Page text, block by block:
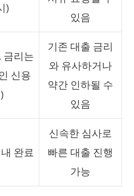
)
있음
금리는
신용
기존 대출 금리
와 유사하거나
약간 인하될 수
있음
완료
신속한 심사로
빠른 대출 진행
가능